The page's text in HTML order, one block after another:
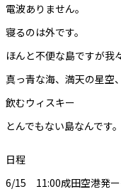
電波ありません。
寝るのは外です。
ほんと不便な島ですが我
真っ青な海、満天の星空
飲むウィスキー
とんでもない島なんです。
日程
6/15 11:00成田空港発ー